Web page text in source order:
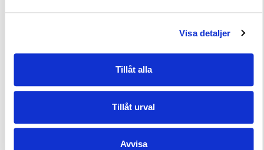
Visa detaljer
Tillåt alla
Tillåt urval
Avvisa
Delbetala räntefritt med Resurs Bank från
kr/måni 24 månader
Trustpilot